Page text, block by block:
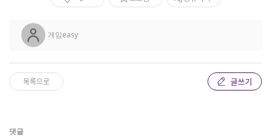
게임easy
목록으로 글쓰기
댓글